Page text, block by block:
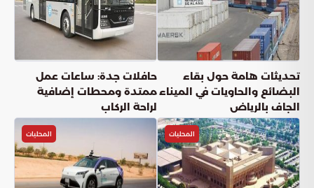
تحديثات هامة حول بقاء
البضائع والحاويات في الميناء
الجاف بالرياض
حافلات جدة: ساعات عمل
ممتدة ومحطات إضافية
لراحة الركاب
المحليات المحليات